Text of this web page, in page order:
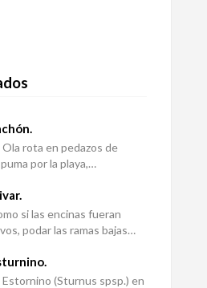
Ola rota en pedazos de
por la playa,…
si las encinas fueran
podar las ramas bajas…
Estornino (Sturnus spsp.) en